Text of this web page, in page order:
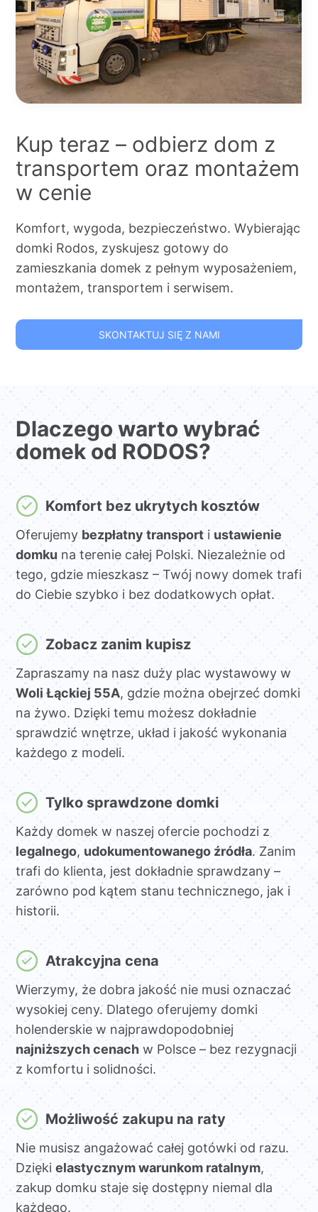
Kup teraz – odbierz dom z
transportem oraz montażem
w cenie
Komfort, wygoda, bezpieczeństwo. Wybierając
domki Rodos, zyskujesz gotowy do
zamieszkania domek z pełnym wyposażeniem,
montażem, transportem i serwisem.
SKONTAKTUJ SIĘ Z NAMI
Dlaczego warto wybrać
domek od RODOS?
Komfort bez ukrytych kosztów
Oferujemybezpłatny transporti ustawienie
domkuna terenie całej Polski. Niezależnie od
tego, gdzie mieszkasz – Twój nowy domek trafi
do Ciebie szybko i bez dodatkowych opłat.
Zobacz zanim kupisz
Zapraszamy na nasz duży plac wystawowy w
Woli Łąckiej 55A, gdzie można obejrzeć domki
na żywo. Dzięki temu możesz dokładnie
sprawdzić wnętrze, układ i jakość wykonania
każdego z modeli.
Tylko sprawdzone domki
Każdy domek w naszej ofercie pochodzi z
legalnego, udokumentowanego źródła. Zanim
trafi do klienta, jest dokładnie sprawdzany –
zarówno pod kątem stanu technicznego, jak i
historii.
Atrakcyjna cena
Wierzymy, że dobra jakość nie musi oznaczać
wysokiej ceny. Dlatego oferujemy domki
holenderskie w najprawdopodobniej
najniższych cenachw Polsce – bez rezygnacji
z komfortu i solidności.
Możliwość zakupu na raty
Nie musisz angażować całej gotówki od razu.
Dziękielastycznym warunkom ratalnym,
zakup domku staje się dostępny niemal dla
każdego.